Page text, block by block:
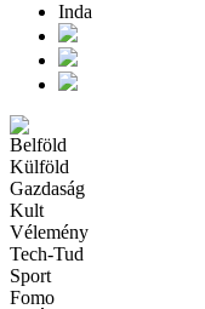
Inda
Belföld
Külföld
Gazdaság
Kult
Vélemény
Tech-Tud
Sport
Fomo